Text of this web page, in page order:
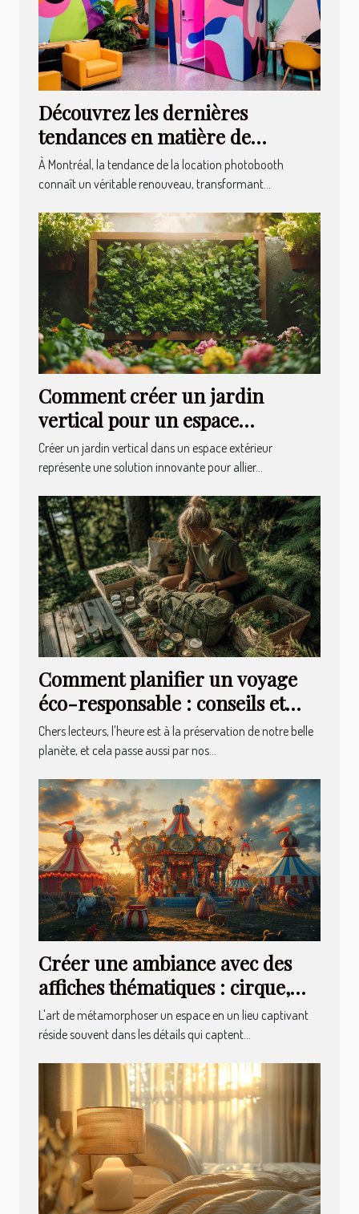
Découvrez les dernières
tendances en matière de
location photobooth à Montréal
À Montréal, la tendance de la location photobooth
connaît un véritable renouveau, transformant...
Comment créer un jardin
vertical pour un espace
extérieur durable
Créer un jardin vertical dans un espace extérieur
représente une solution innovante pour allier...
Comment planifier un voyage
éco-responsable : conseils et
astuces
Chers lecteurs, l'heure est à la préservation de notre belle
planète, et cela passe aussi par nos...
Créer une ambiance avec des
affiches thématiques : cirque,
cocktails et plus
L'art de métamorphoser un espace en un lieu captivant
réside souvent dans les détails qui captent...